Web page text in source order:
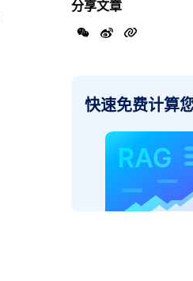
分享文章
快速免费计算